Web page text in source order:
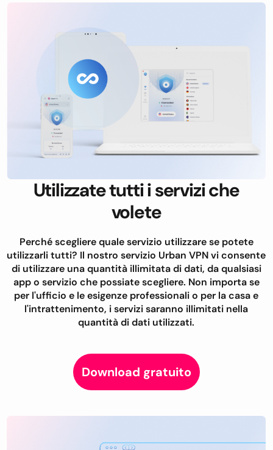
Utilizzate tutti i servizi che
volete
Perché scegliere quale servizio utilizzare se potete
utilizzarli tutti? Il nostro servizio Urban VPN vi consente
di utilizzare una quantità illimitata di dati, da qualsiasi
app o servizio che possiate scegliere. Non importa se
per l'ufficio e le esigenze professionali o per la casa e
l'intrattenimento, i servizi saranno illimitati nella
quantità di dati utilizzati.
Download gratuito